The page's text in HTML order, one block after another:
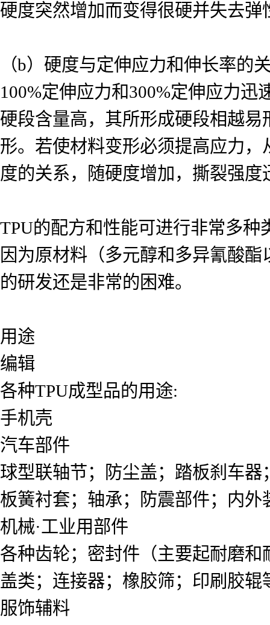
硬度突然增加而变得很硬并失去
（b）硬度与定伸应力和伸长率的
100%定伸应力和300%定伸应力
硬段含量高，其所形成硬段相越
形。若使材料变形必须提高应力
度的关系，随硬度增加，撕裂强
TPU的配方和性能可进行非常多
因为原材料（多元醇和多异氰酸
的研发还是非常的困难。
用途
编辑
各种TPU成型品的用途:
手机壳
汽车部件
球型联轴节；防尘盖；踏板刹车器
板簧衬套；轴承；防震部件；内外
机械·工业用部件
各种齿轮；密封件（主要起耐磨
盖类；连接器；橡胶筛；印刷胶辊
服饰辅料